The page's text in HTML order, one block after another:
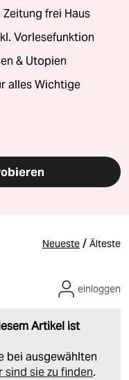
frei Haus
Vorlesefunktion
& Utopien
alles Wichtige
Neueste / Älteste
Artikel ist
bei ausgewählten
sind sie zu finden.
einloggen